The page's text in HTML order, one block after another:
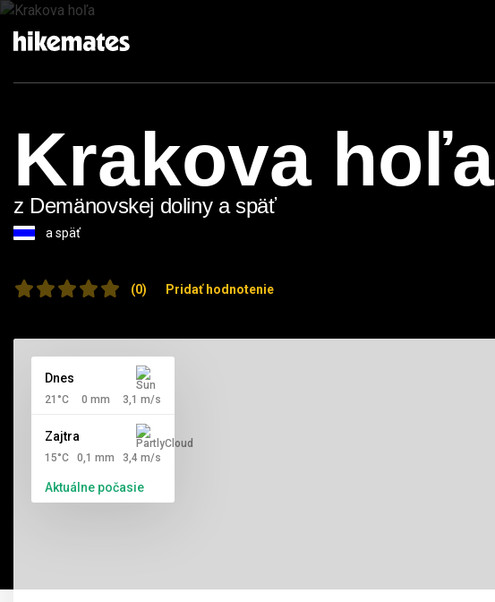
(0) Pridať hodnotenie
Krakova hoľa
z Demänovskej doliny a späť
Dnes
21°C 0 mm 3,1 m/s
Zajtra
15°C 0,1 mm 3,4 m/s
Aktuálne počasie